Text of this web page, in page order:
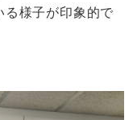
様子が印象的で